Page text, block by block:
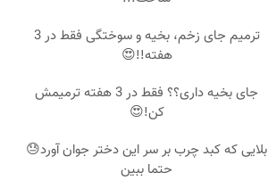
ترمیم جای زخم، بخیه و سوختگی فقط در 3
هفته!!😍
جای بخیه داری؟؟ فقط در 3 هفته ترمیمش
کن!😍
بلایی که کبد چرب بر سر این دختر جوان آورد😓
حتما ببین